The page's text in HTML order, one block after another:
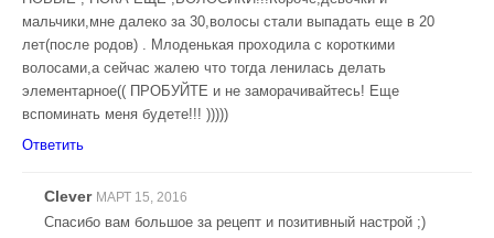
мальчики,мне далеко за 30,волосы стали выпадать еще в 20
лет(после родов) . Млоденькая проходила с короткими
волосами,а сейчас жалею что тогда ленилась делать
элементарное(( ПРОБУЙТЕ и не заморачивайтесь! Еще
вспоминать меня будете!!! )))))
Ответить
Clever МАРТ 15, 2016
Спасибо вам большое за рецепт и позитивный настрой ;)